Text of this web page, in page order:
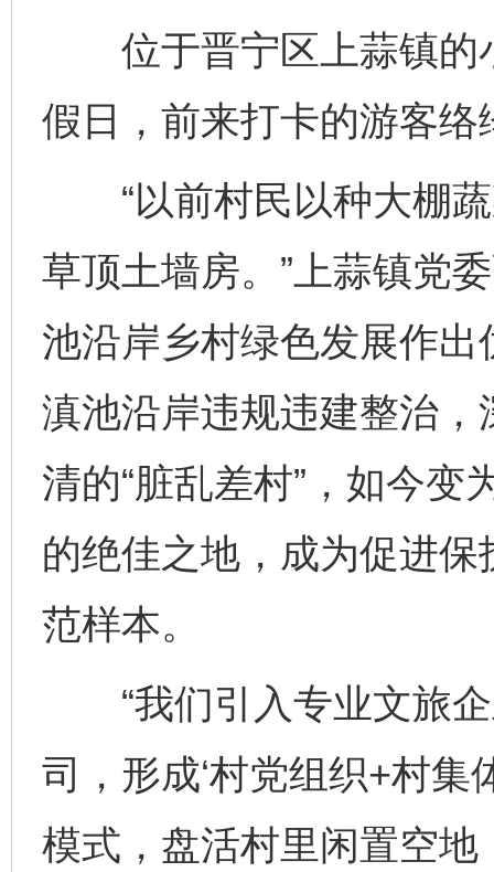
位于晋宁区上蒜镇的
假日，前来打卡的游客络
“以前村民以种大棚蔬
草顶土墙房。”上蒜镇党
池沿岸乡村绿色发展作
滇池沿岸违规违建整治
清的“脏乱差村”，如今
的绝佳之地，成为促进
范样本。
“我们引入专业文旅企
司，形成‘村党组织+村集
模式，盘活村里闲置空